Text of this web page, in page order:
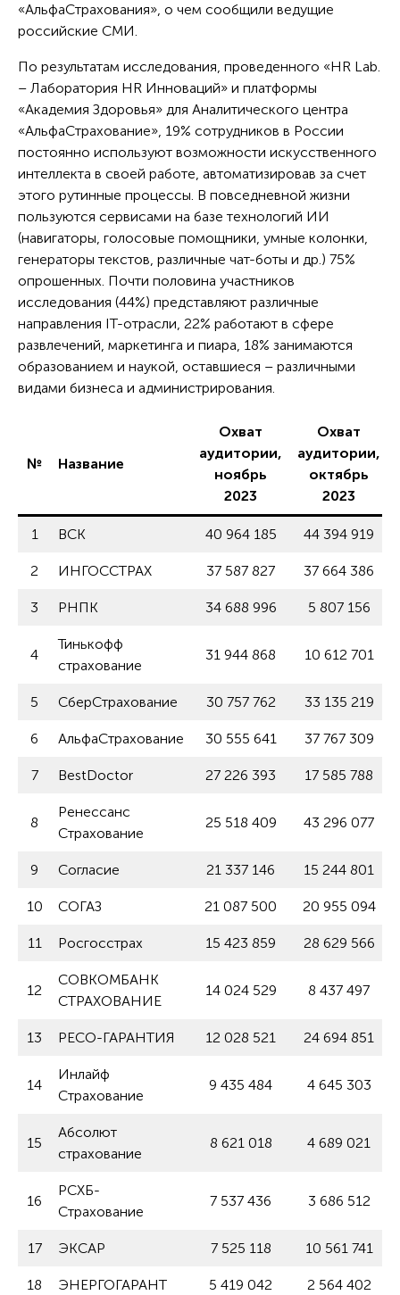
«АльфаСтрахования», о чем сообщили ведущие
российские СМИ.
По результатам исследования, проведенного «HR Lab.
– Лаборатория HR Инноваций» и платформы
«Академия Здоровья» для Аналитического центра
«АльфаСтрахование», 19% сотрудников в России
постоянно используют возможности искусственного
интеллекта в своей работе, автоматизировав за счет
этого рутинные процессы. В повседневной жизни
пользуются сервисами на базе технологий ИИ
(навигаторы, голосовые помощники, умные колонки,
генераторы текстов, различные чат-боты и др.) 75%
опрошенных. Почти половина участников
исследования (44%) представляют различные
направления IT-отрасли, 22% работают в сфере
развлечений, маркетинга и пиара, 18% занимаются
образованием и наукой, оставшиеся – различными
видами бизнеса и администрирования.
№ Название
Охват
аудитории,
ноябрь
2023
Охват
аудитории,
октябрь
2023
1 ВСК 40 964 185 44 394 919
2 ИНГОССТРАХ 37 587 827 37 664 386
3 РНПК 34 688 996 5 807 156
4
Тинькофф
страхование
31 944 868 10 612 701
5 СберСтрахование 30 757 762 33 135 219
6 АльфаСтрахование 30 555 641 37 767 309
7 BestDoctor 27 226 393 17 585 788
8
Ренессанс
Страхование
25 518 409 43 296 077
9 Согласие 21 337 146 15 244 801
10 СОГАЗ 21 087 500 20 955 094
11 Росгосстрах 15 423 859 28 629 566
12
СОВКОМБАНК
СТРАХОВАНИЕ
14 024 529 8 437 497
13 РЕСО-ГАРАНТИЯ 12 028 521 24 694 851
14
Инлайф
Страхование
9 435 484 4 645 303
15
Абсолют
страхование
8 621 018 4 689 021
16
РСХБ-
Страхование
7 537 436 3 686 512
17 ЭКСАР 7 525 118 10 561 741
18 ЭНЕРГОГАРАНТ 5 419 042 2 564 402